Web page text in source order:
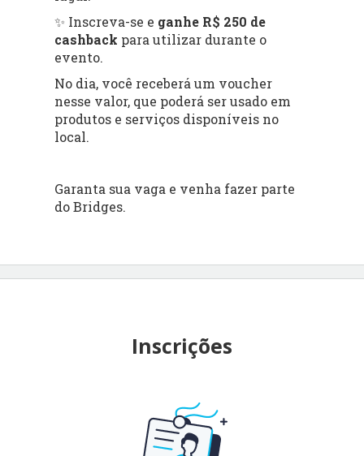
✨ Inscreva-se e ganhe R$ 250 de
cashback para utilizar durante o
evento.
No dia, você receberá um voucher
nesse valor, que poderá ser usado em
produtos e serviços disponíveis no
local.
Garanta sua vaga e venha fazer parte
do Bridges.
Inscrições